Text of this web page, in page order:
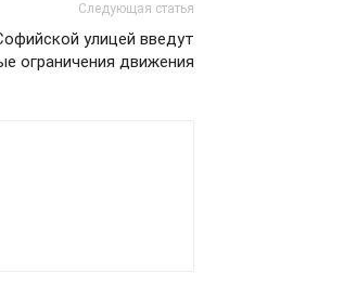
Следующая статья
улицей введут
ограничения движения